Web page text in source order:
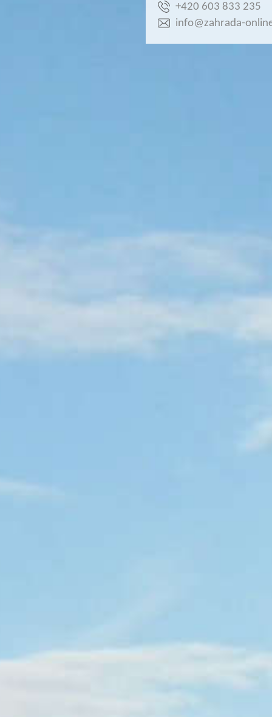
+420 603 833 235
info@zahrada-